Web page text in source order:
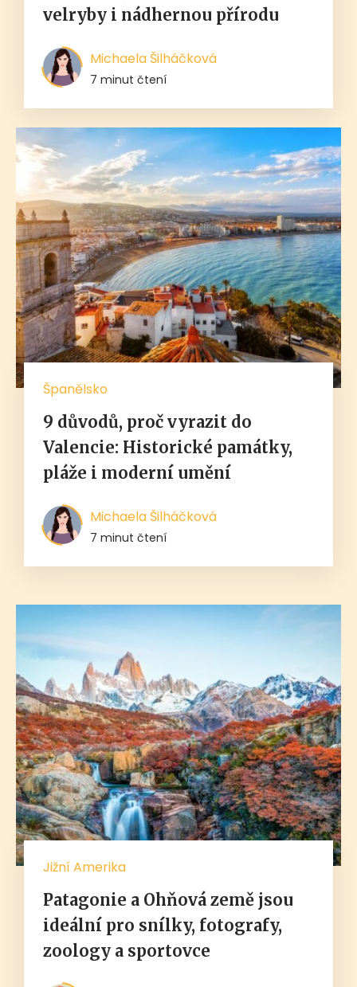
velryby i nádhernou přírodu
Michaela Šilháčková
7 minut čtení
Španělsko
9 důvodů, proč vyrazit do
Valencie: Historické památky,
pláže i moderní umění
Michaela Šilháčková
7 minut čtení
Jižní Amerika
Patagonie a Ohňová země jsou
ideální pro snílky, fotografy,
zoology a sportovce